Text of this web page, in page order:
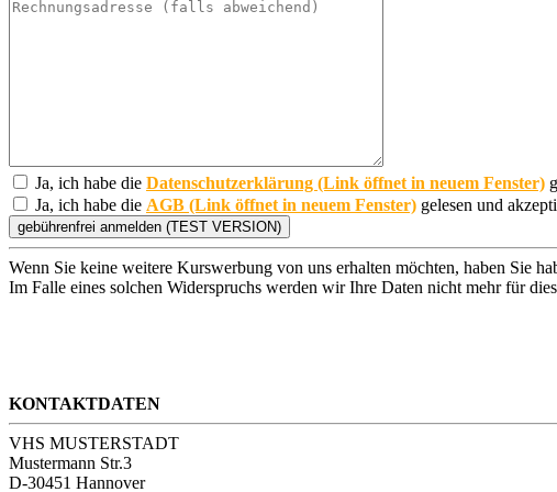
Ja, ich habe die Datenschutzerklärung (Link öffnet in neuem Fenster)
Ja, ich habe die AGB (Link öffnet in neuem Fenster) gelesen und
Wenn Sie keine weitere Kurswerbung von uns erhalten möchten, haben Sie
Im Falle eines solchen Widerspruchs werden wir Ihre Daten nicht mehr für
KONTAKTDATEN
VHS MUSTERSTADT
Mustermann Str.3
D-30451 Hannover